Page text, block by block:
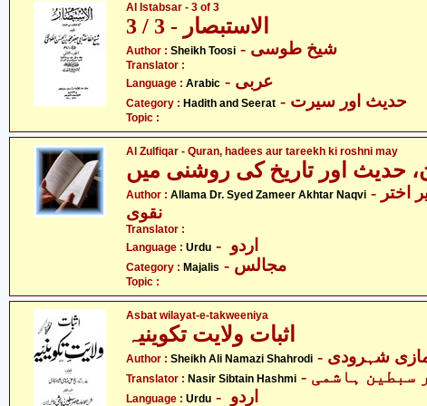
Al Istabsar - 3 of 3
الاستبصار - 3 / 3
Author : Sheikh Toosi - شیخ طوسی
Translator :
Language : Arabic - عربی
Category : Hadith and Seerat - حدیث اور سیرت
Topic :
Al Zulfiqar - Quran, hadees aur tareekh ki roshni may
حدیث اور تاریخ کی روشنی میں
Author : Allama Dr. Syed Zameer Akhtar Naqvi - علامہ ڈاکٹر سیّد ضمیر اختر
نقوی
Translator :
Language : Urdu
Category : Majalis - مجالس
Topic :
Asbat wilayat-e-takweeniya
اثبات ولایت تکوینیہ
Author : Sheikh Ali Namazi Shahrodi شہرودی
Translator : Nasir Sibtain Hashmi سبطین ہاشمی
Language : Urdu